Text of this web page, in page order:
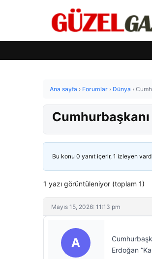
Ana sayfa › Forumlar › Dünya ›
Cumhurbaşkanı
Bu konu 0 yanıt içerir, 1 izleyen
1 yazı görüntüleniyor (toplam 1)
Mayıs 15, 2026: 11:13 pm
A
Erdoğan